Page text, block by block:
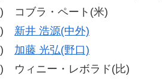
コブラ・ペート(米)
) 新井 浩源(中外)
) 加藤 光弘(野口)
ウィニー・レボラド(比)